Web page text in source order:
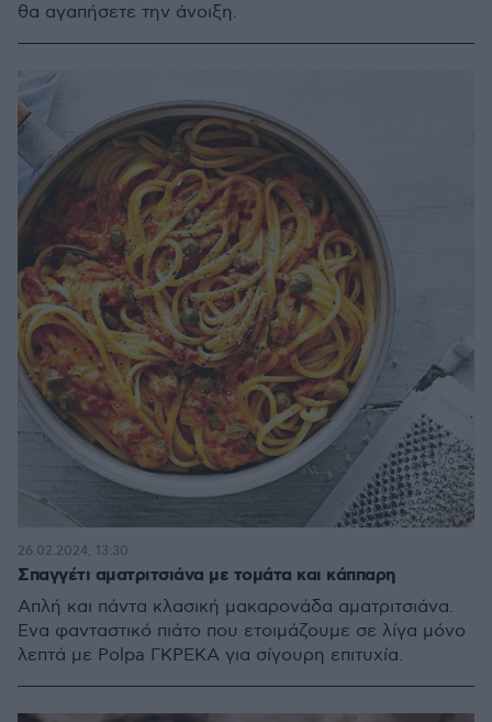
θα αγαπήσετε την άνοιξη.
Σπαγγέτι αματριτσιάνα με τομάτα και κάππαρη
Απλή και πάντα κλασική μακαρονάδα αματριτσιάνα.
Ένα φανταστικό πιάτο που ετοιμάζουμε σε λίγα μόνο
λεπτά με Pοlpa ΓΚΡΕΚΑ για σίγουρη επιτυχία.
26.02.2024, 13:30